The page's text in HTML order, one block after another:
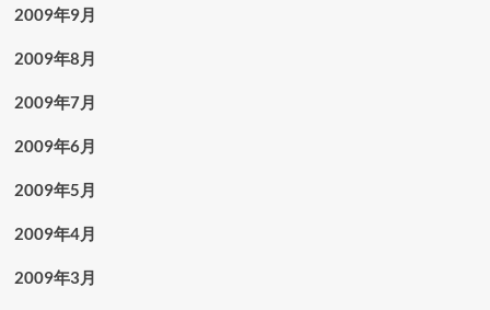
2009年9月
2009年8月
2009年7月
2009年6月
2009年5月
2009年4月
2009年3月